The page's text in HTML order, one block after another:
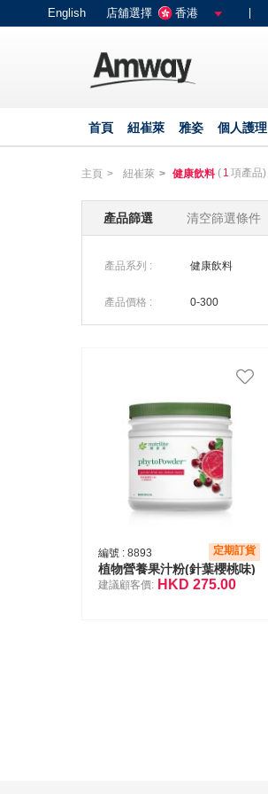
text.skipToContent
text.skipToNavigation
English 店舖選擇 香港
首頁 紐崔萊 雅姿 個人護理
主頁 紐崔萊 健康飲料 ( 1 項產品)
產品篩選 清空篩選條件
產品系列 : 健康飲料
產品價格 : 0-300
編號 : 8893 定期訂貨
植物營養果汁粉(針葉櫻桃味)
建議顧客價: HKD 275.00